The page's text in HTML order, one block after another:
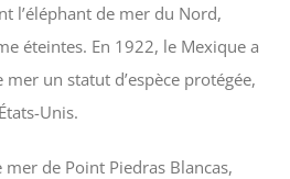
l’éléphant de mer du Nord,
éteintes. En 1922, le Mexique a
un statut d’espèce protégée,
Unis.
mer de Point Piedras Blancas,